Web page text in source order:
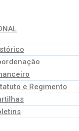
e Regimento